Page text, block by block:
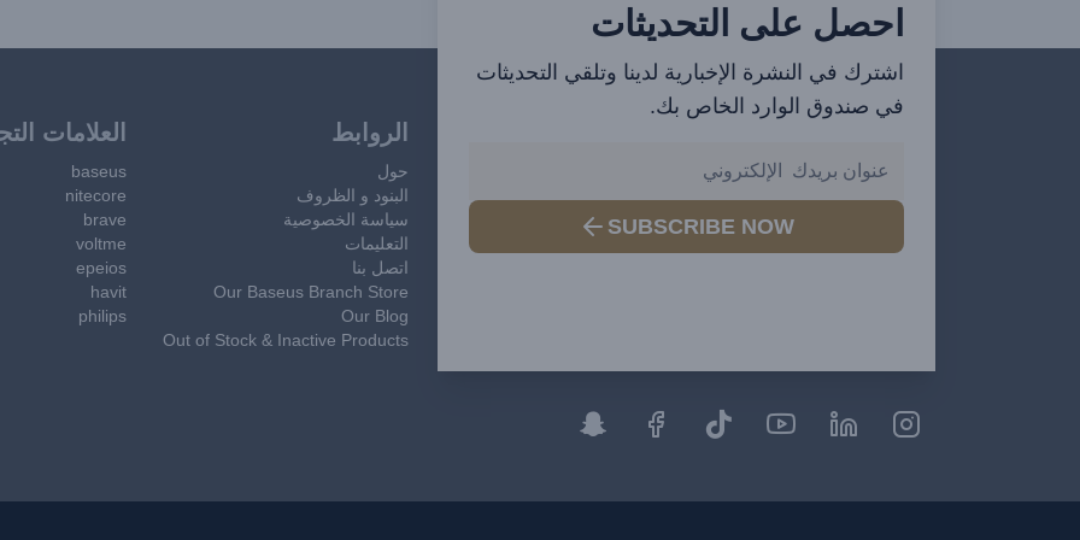
احصل على التحديثات
اشترك في النشرة الإخبارية لدينا وتلقي التحديثات
في صندوق الوارد الخاص بك.
SUBSCRIBE NOW
الروابط
حول
البنود و الظروف
سياسة الخصوصية
التعليمات
اتصل بنا
Our Baseus Branch Store
Our Blog
Out of Stock & Inactive Products
العلامات
baseus
nitecore
brave
voltme
epeios
havit
philips